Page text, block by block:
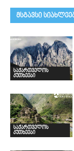
მსგავსი
საქართველოს
კუთხეები
საქართველოს
კუთხეები